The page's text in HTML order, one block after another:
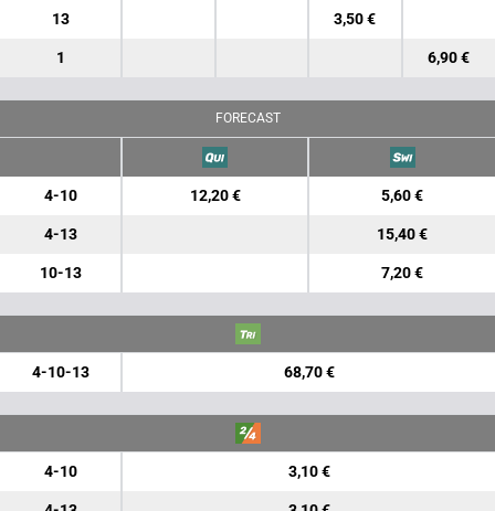
13 3,50 €
1 6,90 €
FORECAST
4-10 12,20 € 5,60 €
4-13 15,40 €
10-13 7,20 €
4-10-13 68,70 €
4-10 3,10 €